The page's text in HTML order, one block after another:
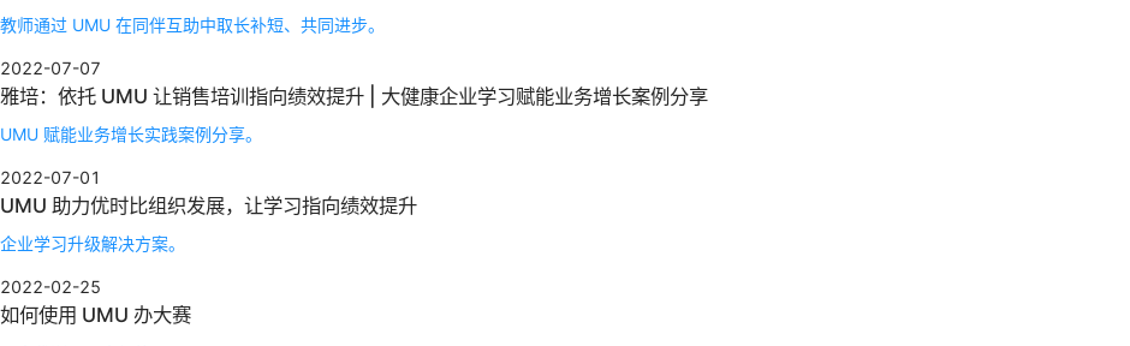
教师通过 UMU 在同伴互助中取长补短、共同进步。
2022-07-07
雅培：依托 UMU 让销售培训指向绩效提升 | 大健康企业学习赋能业务增长案例分享
UMU 赋能业务增长实践案例分享。
2022-07-01
UMU 助力优时比组织发展，让学习指向绩效提升
企业学习升级解决方案。
2022-02-25
如何使用 UMU 办大赛